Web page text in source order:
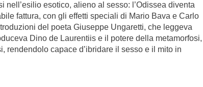
nell’esilio esotico, alieno al sesso: l’Odissea diventa
fattura, con gli effetti speciali di Mario Bava e Carlo
del poeta Giuseppe Ungaretti, che leggeva
Dino de Laurentiis e il potere della metamorfosi,
rendendolo capace d’ibridare il sesso e il mito in